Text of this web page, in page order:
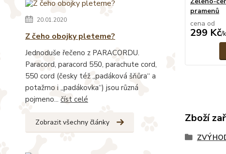
20.01.2020
Z čeho obojky pleteme?
Jednoduše řečeno z PARACORDU.
Paracord, paracord 550, parachute cord,
550 cord (česky též „padáková šňůra“ a
potažmo i „padákovka“) jsou různá
pojmeno... číst celé
Zobrazit všechny články
pramenů
cena od
299 Kč/
Zboží